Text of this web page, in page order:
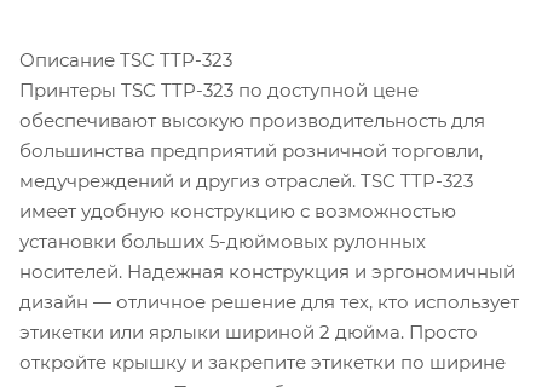
Описание TSC TTP-323
Принтеры TSC TTP-323 по доступной цене
обеспечивают высокую производительность для
большинства предприятий розничной торговли,
медучреждений и другиз отраслей. TSC TTP-323
имеет удобную конструкцию с возможностью
установки больших 5-дюймовых рулонных
носителей. Надежная конструкция и эргономичный
дизайн — отличное решение для тех, кто использует
этикетки или ярлыки шириной 2 дюйма. Просто
откройте крышку и закрепите этикетки по ширине